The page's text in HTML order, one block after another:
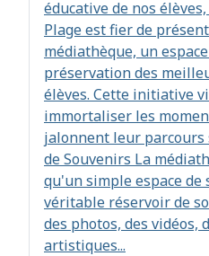
éducative de nos
Plage est fier de
médiathèque, un
préservation des
élèves. Cette initiative
immortaliser les
jalonnent leur parcours
de Souvenirs La
qu'un simple espace de
véritable réservoir de
des photos, des vidéos,
artistiques...